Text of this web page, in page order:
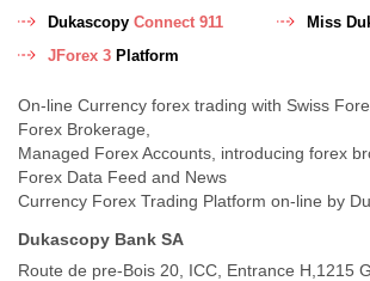
Dukascopy Connect 911
Miss
JForex 3 Platform
On-line Currency forex trading with Swiss
Forex Brokerage,
Managed Forex Accounts, introducing forex
Forex Data Feed and News
Currency Forex Trading Platform on-line by
Dukascopy Bank SA
Route de pre-Bois 20, ICC, Entrance H,1215